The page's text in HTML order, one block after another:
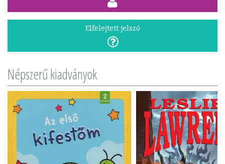
Elfelejtett jelszó
Népszerű kiadványok